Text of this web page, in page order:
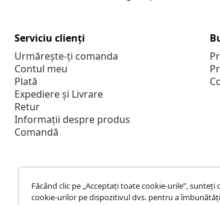
Serviciu clienți
Urmărește-ți comanda
Contul meu
Plată
Expediere și Livrare
Retur
Informații despre produs
Comandă
Făcând clic pe „Acceptați toate cookie-urile”, sunteți
cookie-urilor pe dispozitivul dvs. pentru a